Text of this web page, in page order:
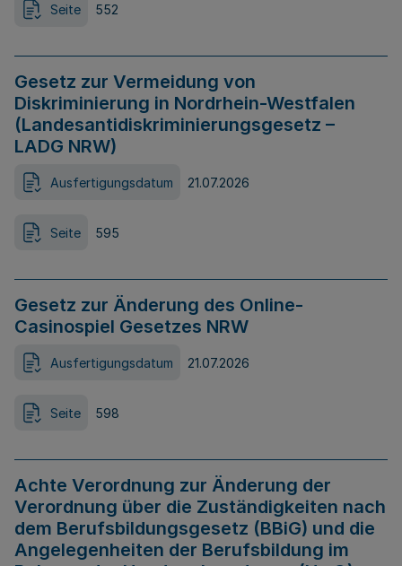
Seite 552
Gesetz zur Vermeidung von
Diskriminierung in Nordrhein-Westfalen
(Landesantidiskriminierungsgesetz –
LADG NRW)
Ausfertigungsdatum 21.07.2026
Seite 595
Gesetz zur Änderung des Online-
Casinospiel Gesetzes NRW
Ausfertigungsdatum 21.07.2026
Seite 598
Achte Verordnung zur Änderung der
Verordnung über die Zuständigkeiten nach
dem Berufsbildungsgesetz (BBiG) und die
Angelegenheiten der Berufsbildung im